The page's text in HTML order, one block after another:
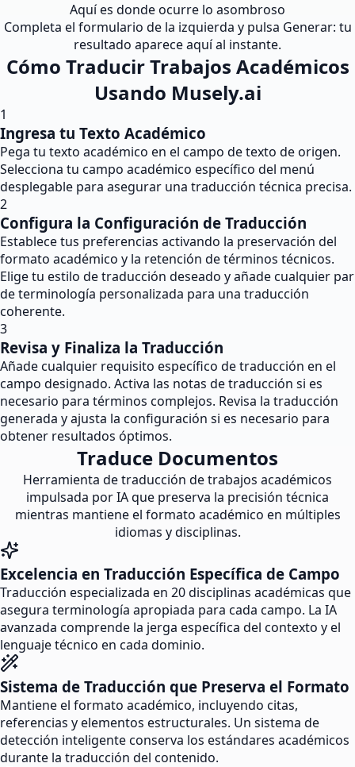
Aquí es donde ocurre lo asombroso
Completa el formulario de la izquierda y pulsa Generar: tu
resultado aparece aquí al instante.
Cómo Traducir Trabajos Académicos
Usando Musely.ai
1
Ingresa tu Texto Académico
Pega tu texto académico en el campo de texto de origen.
Selecciona tu campo académico específico del menú
desplegable para asegurar una traducción técnica precisa.
2
Configura la Configuración de Traducción
Establece tus preferencias activando la preservación del
formato académico y la retención de términos técnicos.
Elige tu estilo de traducción deseado y añade cualquier par
de terminología personalizada para una traducción
coherente.
3
Revisa y Finaliza la Traducción
Añade cualquier requisito específico de traducción en el
campo designado. Activa las notas de traducción si es
necesario para términos complejos. Revisa la traducción
generada y ajusta la configuración si es necesario para
obtener resultados óptimos.
Traduce Documentos
Herramienta de traducción de trabajos académicos
impulsada por IA que preserva la precisión técnica
mientras mantiene el formato académico en múltiples
idiomas y disciplinas.
Excelencia en Traducción Específica de Campo
Traducción especializada en 20 disciplinas académicas que
asegura terminología apropiada para cada campo. La IA
avanzada comprende la jerga específica del contexto y el
lenguaje técnico en cada dominio.
Sistema de Traducción que Preserva el Formato
Mantiene el formato académico, incluyendo citas,
referencias y elementos estructurales. Un sistema de
detección inteligente conserva los estándares académicos
durante la traducción del contenido.